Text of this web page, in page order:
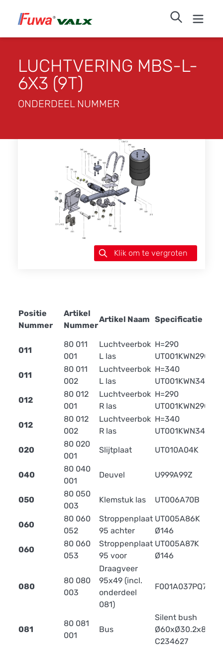
LUCHTVERING MBS-L-
6X3 (9T)
ONDERDEEL NUMMER
Klik om te vergroten
Positie
Nummer
Artikel
Nummer
Artikel Naam Specificatie
011
80 011
001
Luchtveerbok
L las
H=290
UT001KWN290L
011
80 011
002
Luchtveerbok
L las
H=340
UT001KWN340L
012
80 012
001
Luchtveerbok
R las
H=290
UT001KWN290R
012
80 012
002
Luchtveerbok
R las
H=340
UT001KWN340R
020
80 020
001
Slijtplaat UT010A04K
040
80 040
001
Deuvel U999A99Z
050
80 050
003
Klemstuk las UT006A70B
060
80 060
052
Stroppenplaat
95 achter
UT005A86K
Ø146
060
80 060
053
Stroppenplaat
95 voor
UT005A87K
Ø146
080
80 080
003
Draagveer
95x49 (incl.
onderdeel
081)
F001A037PQ75
081
80 081
001
Bus
Silent bush
Ø60xØ30.2x82
C234627